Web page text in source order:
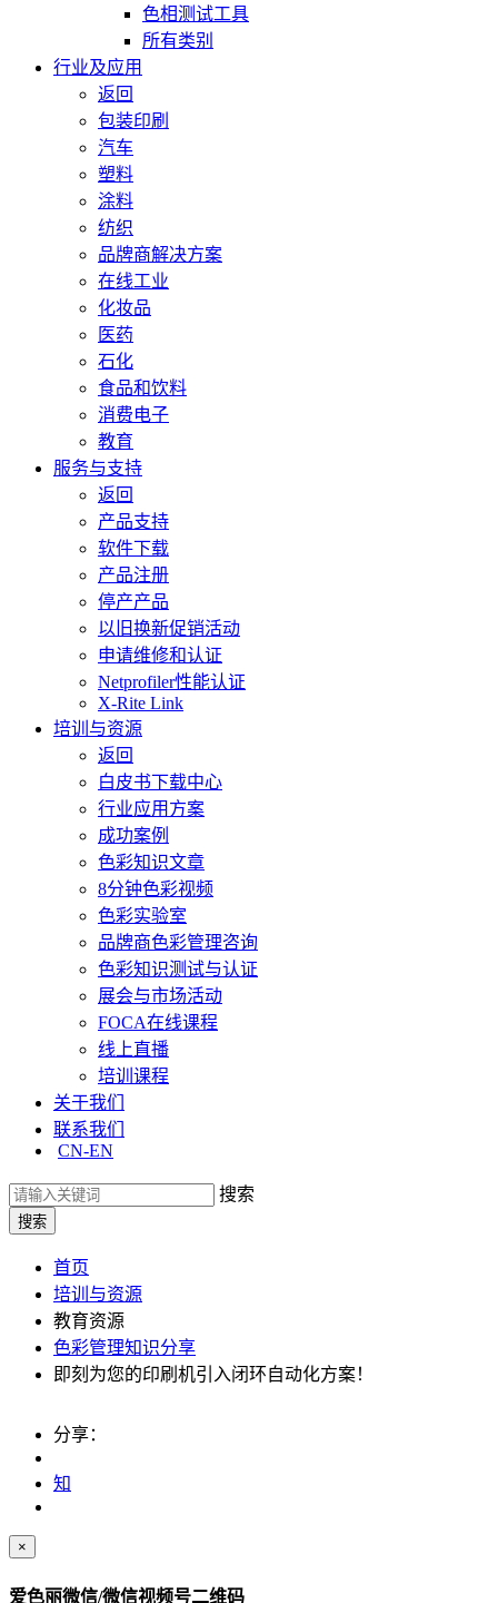
色相测试工具
所有类别
行业及应用
返回
包装印刷
汽车
塑料
涂料
纺织
品牌商解决方案
在线工业
化妆品
医药
石化
食品和饮料
消费电子
教育
服务与支持
返回
产品支持
软件下载
产品注册
停产产品
以旧换新促销活动
申请维修和认证
Netprofiler性能认证
X-Rite Link
培训与资源
返回
白皮书下载中心
行业应用方案
成功案例
色彩知识文章
8分钟色彩视频
色彩实验室
品牌商色彩管理咨询
色彩知识测试与认证
展会与市场活动
FOCA在线课程
线上直播
培训课程
关于我们
联系我们
CN-EN
搜索
首页
培训与资源
教育资源
色彩管理知识分享
即刻为您的印刷机引入闭环自动化方案！
分享：
知
×
爱色丽微信/微信视频号二维码